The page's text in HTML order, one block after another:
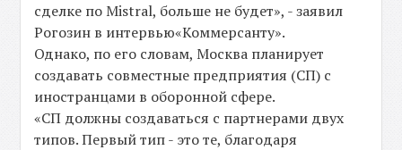
сделке по Mistral, больше не будет», - заявил
Рогозин в интервью«Коммерсанту».
Однако, по его словам, Москва планирует
создавать совместные предприятия (СП) с
иностранцами в оборонной сфере.
«СП должны создаваться с партнерами двух
типов. Первый тип - это те, благодаря